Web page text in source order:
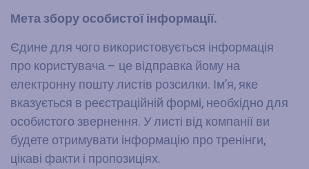
Мета збору особистої інформації.
Єдине для чого використовується інформація
про користувача – це відправка йому на
електронну пошту листів розсилки. Ім’я, яке
вказується в реєстраційній формі, необхідно для
особистого звернення. У листі від компанії ви
будете отримувати інформацію про тренінги,
цікаві факти і пропозиціях.